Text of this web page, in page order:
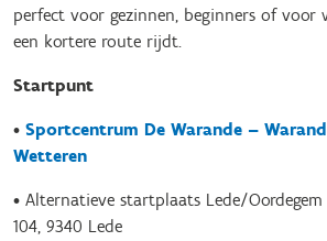
perfect voor gezinnen, beginners of voor
een kortere route rijdt.
Startpunt
• Sportcentrum De Warande –
Wetteren
• Alternatieve startplaats Lede/Oordegem
104, 9340 Lede